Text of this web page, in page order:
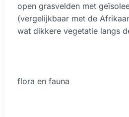
open grasvelden met
(vergelijkbaar met de
wat dikkere vegetatie langs
flora en fauna